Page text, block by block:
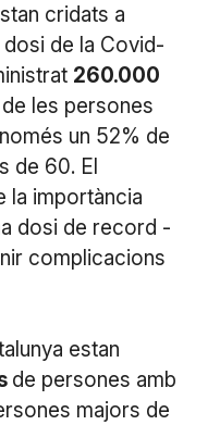
cridats a
de la Covid-
260.000
les persones
un 52% de
de 60. El
la importància
dosi de record -
complicacions
estan
de persones amb
majors de